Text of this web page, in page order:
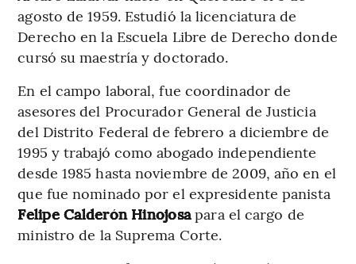
agosto de 1959. Estudió la licenciatura de
Derecho en la Escuela Libre de Derecho donde
cursó su maestría y doctorado.
En el campo laboral, fue coordinador de
asesores del Procurador General de Justicia
del Distrito Federal de febrero a diciembre de
1995 y trabajó como abogado independiente
desde 1985 hasta noviembre de 2009, año en el
que fue nominado por el expresidente panista
Felipe Calderón Hinojosapara el cargo de
ministro de la Suprema Corte.